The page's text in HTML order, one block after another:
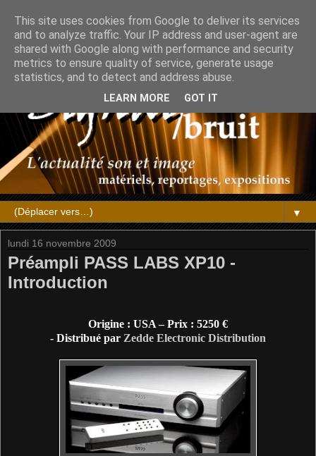
▼
lundi 16 novembre 2009
Préampli PASS LABS XP10 -
Introduction
Origine : USA – Prix : 5250 €
- Distribué par Zedde Electronic Distribution
This site uses cookies from Google to deliver its services
and to analyze traffic. Your IP address and user-agent are
shared with Google along with performance and security
metrics to ensure quality of service, generate usage
statistics, and to detect and address abuse.
LEARN MORE GOT IT